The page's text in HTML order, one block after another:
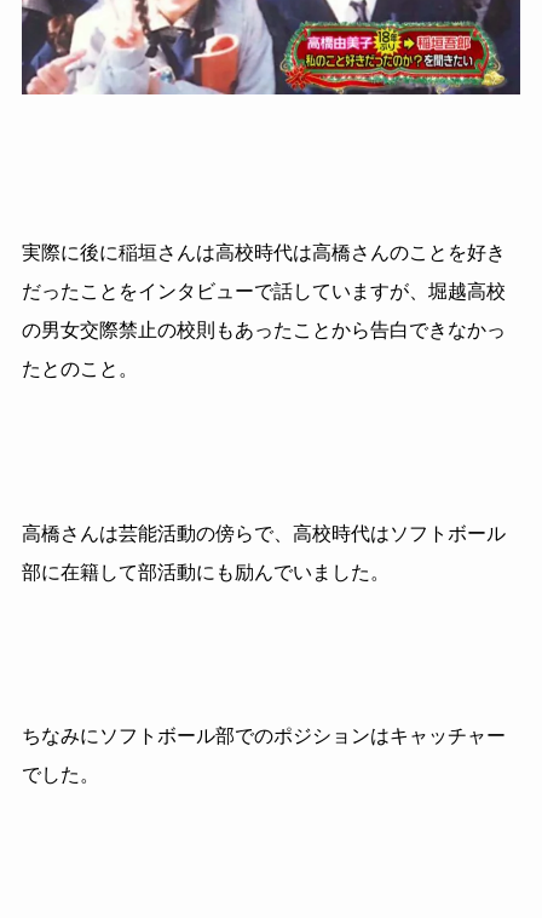
実際に後に稲垣さんは高校時代は高橋さんのことを好き
だったことをインタビューで話していますが、堀越高校
の男女交際禁止の校則もあったことから告白できなかっ
たとのこと。
高橋さんは芸能活動の傍らで、高校時代はソフトボール
部に在籍して部活動にも励んでいました。
ちなみにソフトボール部でのポジションはキャッチャー
でした。